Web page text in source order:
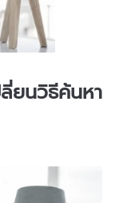
ยนวิธีค้นหา